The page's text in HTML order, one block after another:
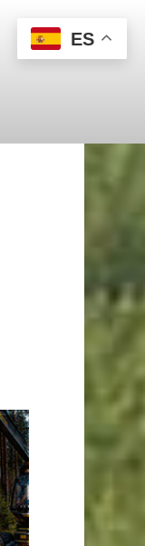
ES